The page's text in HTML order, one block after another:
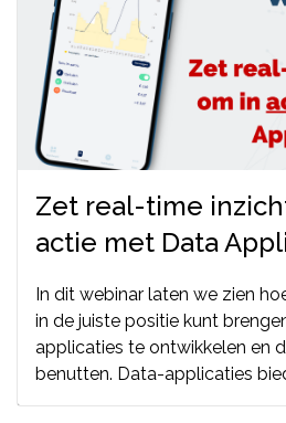
Zet real-time
actie met Data
In dit webinar laten we zien
in de juiste positie kunt
applicaties te ontwikkelen en
benutten. Data-applicaties